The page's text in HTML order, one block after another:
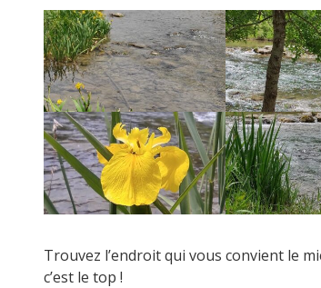
Trouvez l’endroit qui vous convient le
c’est le top !